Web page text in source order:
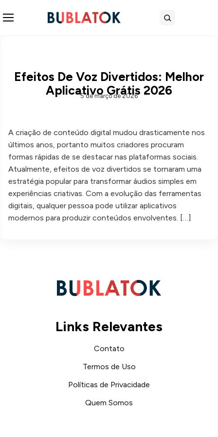
Buscar
Efeitos De Voz Divertidos: Melhor
Aplicativo Grátis 2026
5 de março de 2026
A criação de conteúdo digital mudou drasticamente nos
últimos anos, portanto muitos criadores procuram
formas rápidas de se destacar nas plataformas sociais.
Atualmente, efeitos de voz divertidos se tornaram uma
estratégia popular para transformar áudios simples em
experiências criativas. Com a evolução das ferramentas
digitais, qualquer pessoa pode utilizar aplicativos
modernos para produzir conteúdos envolventes. […]
Links Relevantes
Contato
Termos de Uso
Políticas de Privacidade
Quem Somos